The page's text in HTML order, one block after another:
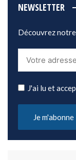
NEWSLETTER
Découvrez
J'ai lu et